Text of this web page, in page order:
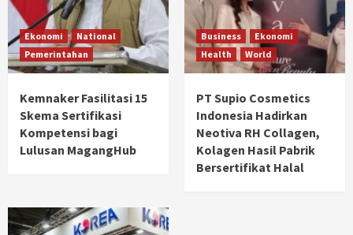
Ekonomi
National
Pemerintahan
Kemnaker Fasilitasi 15
Skema Sertifikasi
Kompetensi bagi
Lulusan MagangHub
Business
Ekonomi
Health
World
PT Supio Cosmetics
Indonesia Hadirkan
Neotiva RH Collagen,
Kolagen Hasil Pabrik
Bersertifikat Halal